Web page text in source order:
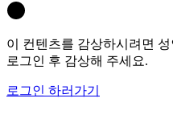
이 컨텐츠를 감상하시려면
로그인 후 감상해 주세요.
로그인 하러가기